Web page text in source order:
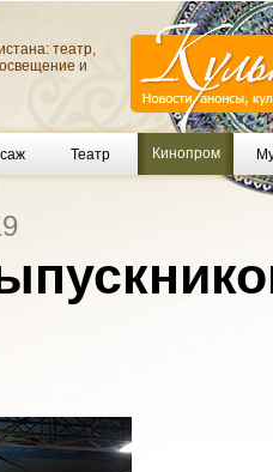
театр,
и
Театр Кинопром